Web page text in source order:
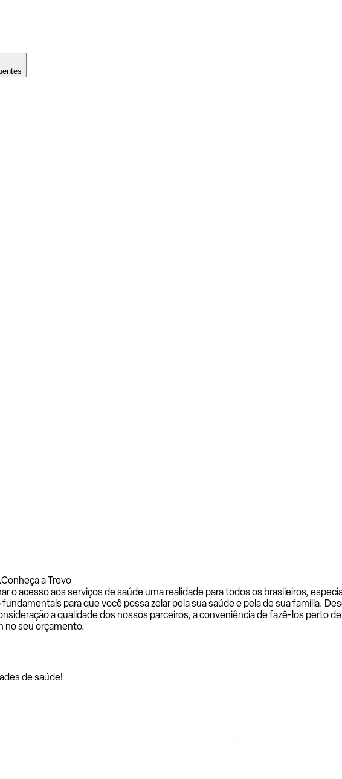
Conheça a Trevo
o acesso aos serviços de saúde uma realidade para todos os brasileiros,
para que você possa zelar pela sua saúde e pela de sua família.
a qualidade dos nossos parceiros, a conveniência de fazê-los perto
no seu orçamento.
de saúde!